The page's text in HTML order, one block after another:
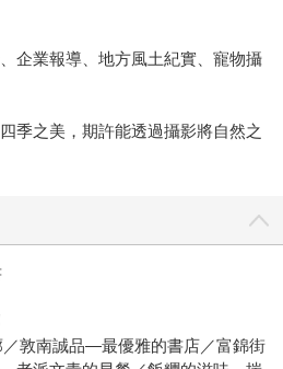
企業報導、地方風土紀實、寵物攝
季之美，期許能透過攝影將自然之
敦南誠品—最優雅的書店／富錦街